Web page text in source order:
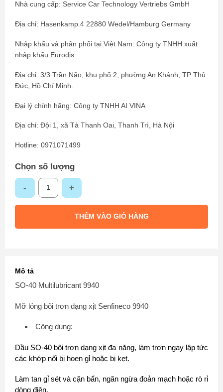
Nhà cung cấp: Service Car Technology Vertriebs GmbH
Địa chỉ: Hasenkamp.4 22880 Wedel/Hamburg Germany
Nhập khẩu và phân phối tại Việt Nam: Công ty TNHH xuất
nhập khẩu Eurodis
Địa chỉ: 3/3 Trần Não, khu phố 2, phường An Khánh, TP Thủ
Đức, Hồ Chí Minh.
Đại lý chính hãng: Công ty TNHH AI VINA
Địa chỉ: Đội 1, xã Tả Thanh Oai, Thanh Trì, Hà Nội
Hotline: 0971071499
Chọn số lượng
Senfineco 9940: Dầu SO-40 bôi trơn chống oxy hóa số lượng
THÊM VÀO GIỎ HÀNG
Mô tả
SO-40 Multilubricant 9940
Mỡ lỏng bôi trơn dạng xịt Senfineco 9940
Công dụng:
Dầu SO-40 bôi trơn dạng xịt đa năng, làm trơn ngay lập tức
các khớp nối bị hoen gỉ hoặc bị kẹt.
Làm tan gỉ sét và cặn bẩn, ngăn ngừa đoản mạch hoặc rò rỉ
dòng điện.